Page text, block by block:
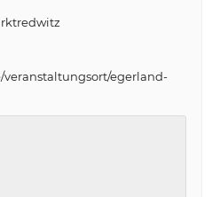
egerland-